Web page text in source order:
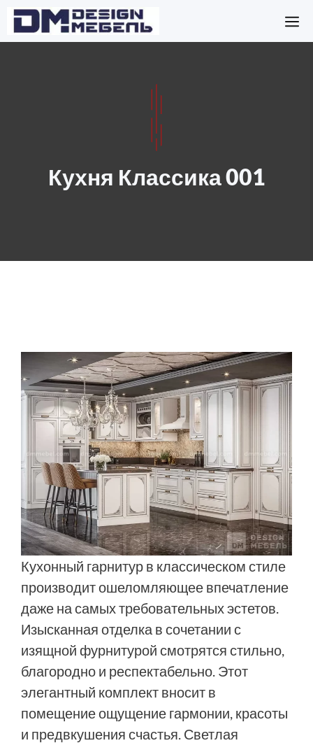
Перейти
Кухня Классика 001
Кухонный гарнитур в классическом стиле
производит ошеломляющее впечатление
даже на самых требовательных эстетов.
Изысканная отделка в сочетании с
изящной фурнитурой смотрятся стильно,
благородно и респектабельно. Этот
элегантный комплект вносит в
помещение ощущение гармонии, красоты
и предвкушения счастья. Светлая